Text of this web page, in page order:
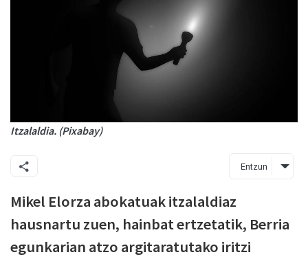
Itzalaldia. (Pixabay)
Entzun
Mikel Elorza abokatuak itzalaldiaz
hausnartu zuen, hainbat ertzetatik, Berria
egunkarian atzo argitaratutako iritzi